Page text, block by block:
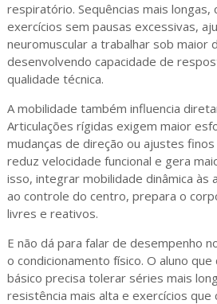
respiratório. Sequências mais
exercícios sem pausas excessivas,
neuromuscular a trabalhar sob maior
desenvolvendo capacidade de
qualidade técnica.
A mobilidade também influencia
Articulações rígidas exigem maior
mudanças de direção ou ajustes
reduz velocidade funcional e gera
isso, integrar mobilidade dinâmica às
ao controle do centro, prepara o
livres e reativos.
E não dá para falar de desempenho
o condicionamento físico. O aluno
básico precisa tolerar séries mais
resistência mais alta e exercícios que